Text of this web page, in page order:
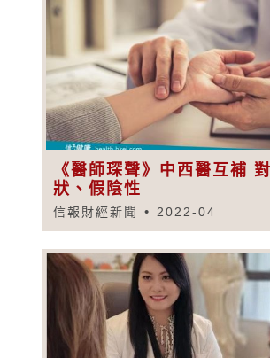
《醫師琛聲》中西醫互補
狀、假陰性
信報財經新聞 2022-04